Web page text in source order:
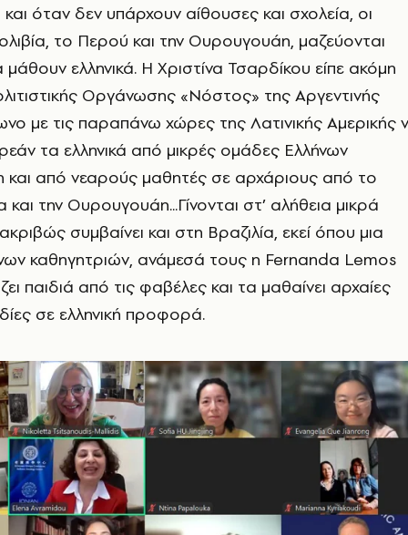
όταν δεν υπάρχουν αίθουσες και σχολεία, οι
το Περού και την Ουρουγουάη, μαζεύονται
μάθουν ελληνικά. Η Χριστίνα Τσαρδίκου είπε ακόμη
Οργάνωσης «Νόστος» της Αργεντινής
με τις παραπάνω χώρες της Λατινικής Αμερικής
τα ελληνικά από μικρές ομάδες Ελλήνων
και από νεαρούς μαθητές σε αρχάριους από το
την Ουρουγουάη...Γίνονται στ’ αλήθεια μικρά
συμβαίνει και στη Βραζιλία, εκεί όπου μια
καθηγητριών, ανάμεσά τους η Fernanda Lemos
παιδιά από τις φαβέλες και τα μαθαίνει αρχαίες
σε ελληνική προφορά.